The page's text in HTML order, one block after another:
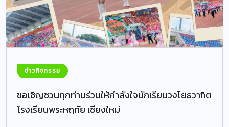
ข่าวกิจกรรม
ขอเชิญชวนทุกท่านร่วมให้กำลังใจนักเรียนวงโยธวาฑิต
โรงเรียนพระหฤทัย เชียงใหม่